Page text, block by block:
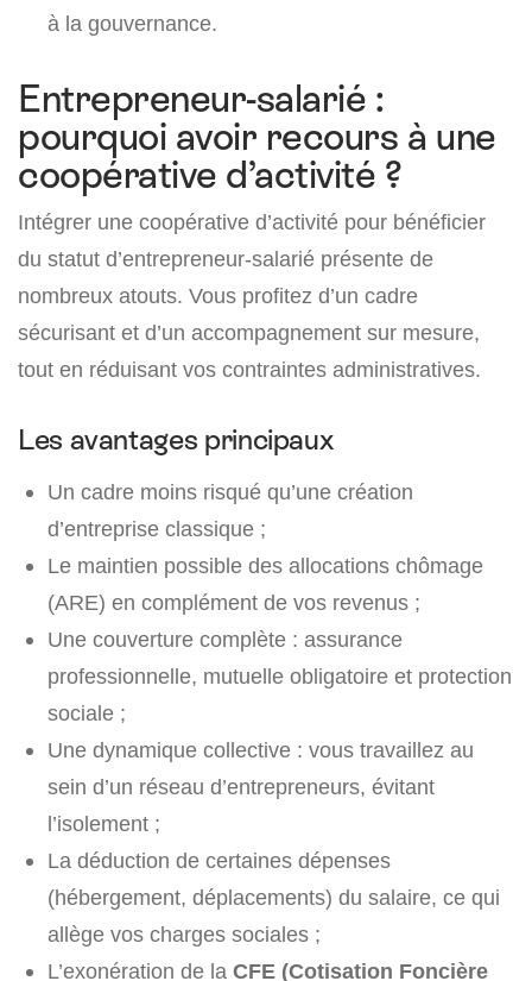
à la gouvernance.
Entrepreneur-salarié :
pourquoi avoir recours à une
coopérative d’activité ?
Intégrer une coopérative d’activité pour bénéficier
du statut d’entrepreneur-salarié présente de
nombreux atouts. Vous profitez d’un cadre
sécurisant et d’un accompagnement sur mesure,
tout en réduisant vos contraintes administratives.
Les avantages principaux
Un cadre moins risqué qu’une création
d’entreprise classique ;
Le maintien possible des allocations chômage
(ARE) en complément de vos revenus ;
Une couverture complète : assurance
professionnelle, mutuelle obligatoire et protection
sociale ;
Une dynamique collective : vous travaillez au
sein d’un réseau d’entrepreneurs, évitant
l’isolement ;
La déduction de certaines dépenses
(hébergement, déplacements) du salaire, ce qui
allège vos charges sociales ;
L’exonération de la CFE (Cotisation Foncière